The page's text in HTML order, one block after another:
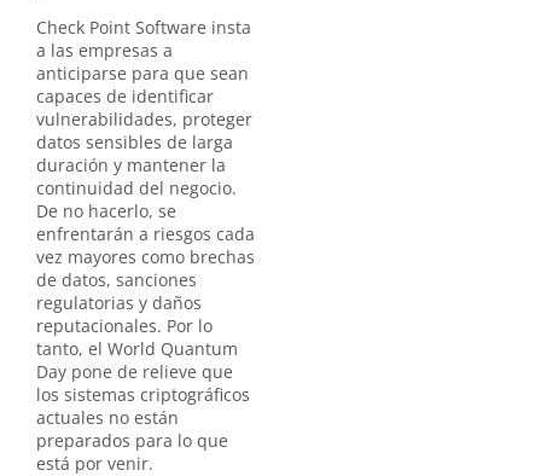
Check Point Software insta
a las empresas a
anticiparse para que sean
capaces de identificar
vulnerabilidades, proteger
datos sensibles de larga
duración y mantener la
continuidad del negocio.
De no hacerlo, se
enfrentarán a riesgos cada
vez mayores como brechas
de datos, sanciones
regulatorias y daños
reputacionales. Por lo
tanto, el World Quantum
Day pone de relieve que
los sistemas criptográficos
actuales no están
preparados para lo que
está por venir.